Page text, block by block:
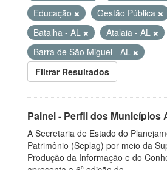
Educação
Gestão Pública
Batalha - AL
Atalaia - AL
Barra de São Miguel - AL
Filtrar Resultados
Painel - Perfil dos Municípios
A Secretaria de Estado do
Patrimônio (Seplag) por meio da
Produção da Informação e do